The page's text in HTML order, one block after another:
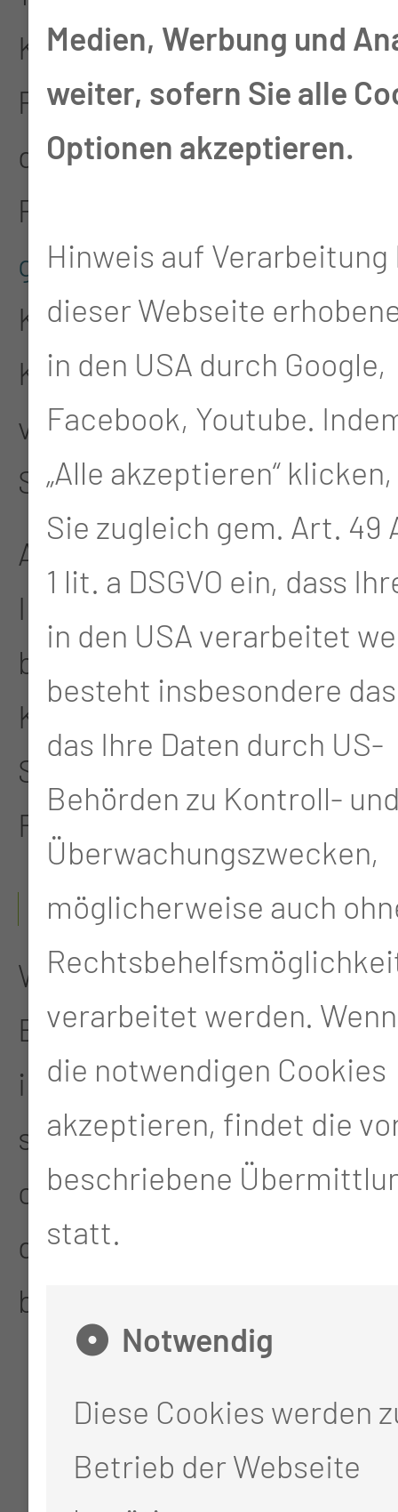
Kindertagesstätte mit 168
Plätzen eröffnen. Unter
der Trägerschaft der
Potsdamer
gGmbHwerden ganztags
Kinder im Krippen- und
Kindergartenalter,
von acht Wochen bis zum
Schuleintritt, betreut.
Alle wichtigen
Informationen zu unserer
betriebsnahen
Kindertagesstätte finden
Sie hier oder in unserem
Flyer.
ANMELDUNG & KONTAKT
Wenn Sie sich für einen
Betreuungsplatz bei uns
interessieren, können Sie
sich registrieren lassen
oder sich mithilfe
desAnmeldeformulars
bindlich anmelden.
Medien, Werbung und
weiter, sofern Sie alle
Optionen akzeptieren.
Hinweis auf Verarbeitung
dieser Webseite
in den USA durch Google,
Facebook, Youtube.
„Alle akzeptieren“
Sie zugleich gem. Art. 49
1 lit. a DSGVO ein, dass
in den USA verarbeitet
besteht insbesondere
das Ihre Daten durch US-
Behörden zu Kontroll-
Überwachungszwecken,
möglicherweise auch
verarbeitet werden.
die notwendigen Cookies
akzeptieren, findet die
beschriebene
statt.
Notwendig
Diese Cookies werden
Betrieb der Webseite